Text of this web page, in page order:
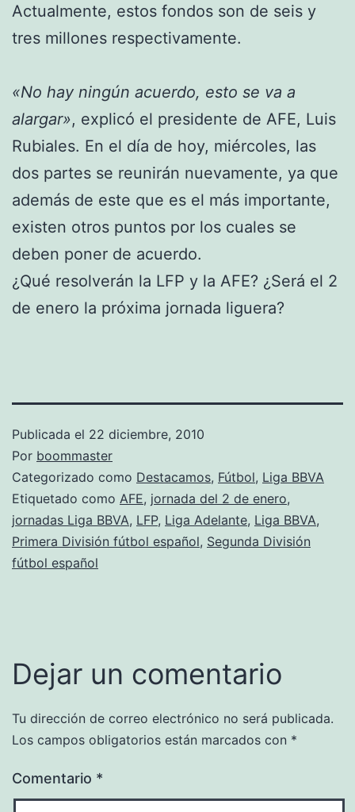
Actualmente, estos fondos son de seis y
tres millones respectivamente.
«No hay ningún acuerdo, esto se va a
alargar», explicó el presidente de AFE, Luis
Rubiales. En el día de hoy, miércoles, las
dos partes se reunirán nuevamente, ya que
además de este que es el más importante,
existen otros puntos por los cuales se
deben poner de acuerdo.
¿Qué resolverán la LFP y la AFE? ¿Será el 2
de enero la próxima jornada liguera?
Publicada el 22 diciembre, 2010
Por boommaster
Categorizado como Destacamos, Fútbol, Liga BBVA
Etiquetado como AFE, jornada del 2 de enero,
jornadas Liga BBVA, LFP, Liga Adelante, Liga BBVA,
Primera División fútbol español, Segunda División
fútbol español
Dejar un comentario
Tu dirección de correo electrónico no será publicada.
Los campos obligatorios están marcados con *
Comentario *